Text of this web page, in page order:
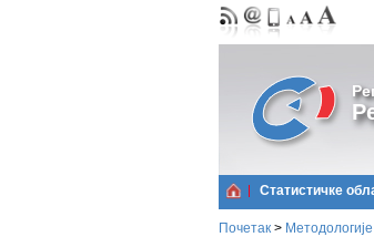
Статистичке
Почетак >